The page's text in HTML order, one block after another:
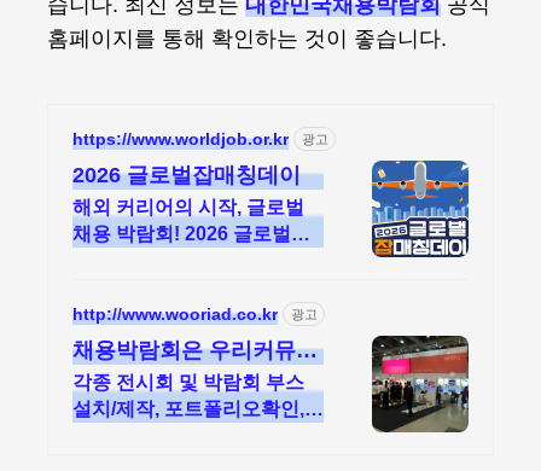
습니다. 최신 정보는 대한민국채용박람회 공식
홈페이지를 통해 확인하는 것이 좋습니다.
https://www.worldjob.or.kr 광고
2026 글로벌잡매칭데이
해외 커리어의 시작, 글로벌
채용 박람회! 2026 글로벌잡
치지 마세요!
http://www.wooriad.co.kr 광고
채용박람회은 우리커뮤니
케이션 전시장치분야 지정
협력업체!
각종 전시회 및 박람회 부스
설치/제작, 포트폴리오확인,